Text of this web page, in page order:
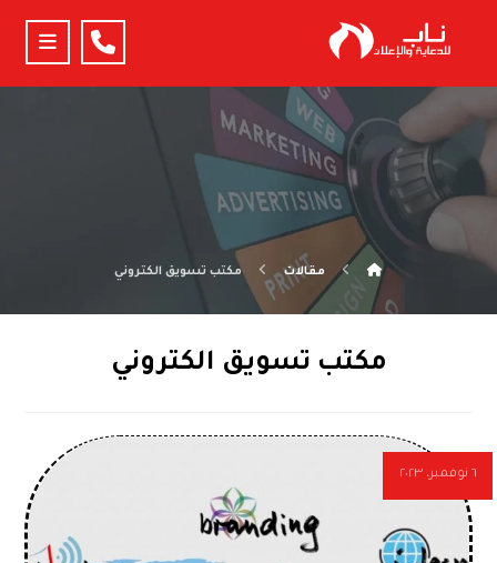
مقالات مكتب تسويق الكتروني
مكتب تسويق الكتروني
٦ نوفمبر، ٢٠٢٣